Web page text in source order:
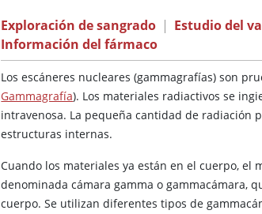
Exploración de sangrado | Estudio del
Información del fármaco
Los escáneres nucleares (gammagrafías) son
Gammagrafía). Los materiales radiactivos se
intravenosa. La pequeña cantidad de radiación
estructuras internas.
Cuando los materiales ya están en el cuerpo,
denominada cámara gamma o gammacámara,
cuerpo. Se utilizan diferentes tipos de